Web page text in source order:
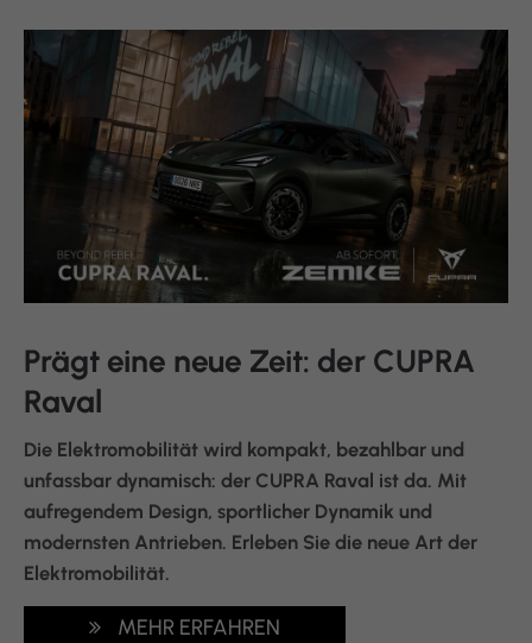
Prägt eine neue Zeit: der CUPRA
Raval
Die Elektromobilität wird kompakt, bezahlbar und
unfassbar dynamisch: der CUPRA Raval ist da. Mit
aufregendem Design, sportlicher Dynamik und
modernsten Antrieben. Erleben Sie die neue Art der
Elektromobilität.
MEHR ERFAHREN